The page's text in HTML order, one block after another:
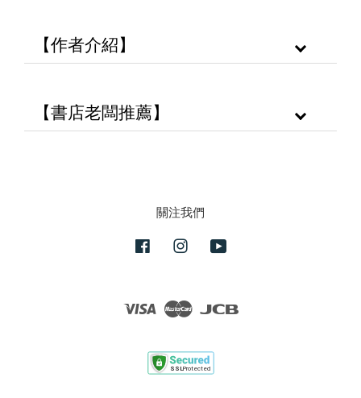
【作者介紹】
【書店老闆推薦】
關注我們
FacebookInstagram
Visa Master